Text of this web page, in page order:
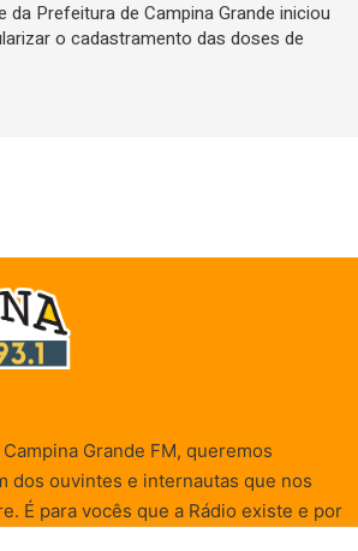
da Prefeitura de Campina Grande iniciou
o cadastramento das doses de
Grande FM, queremos
dos ouvintes e internautas que nos
É para vocês que a Rádio existe e por
(informativas, de entretenimento,